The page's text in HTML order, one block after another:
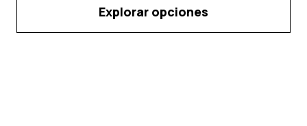
Explorar opciones